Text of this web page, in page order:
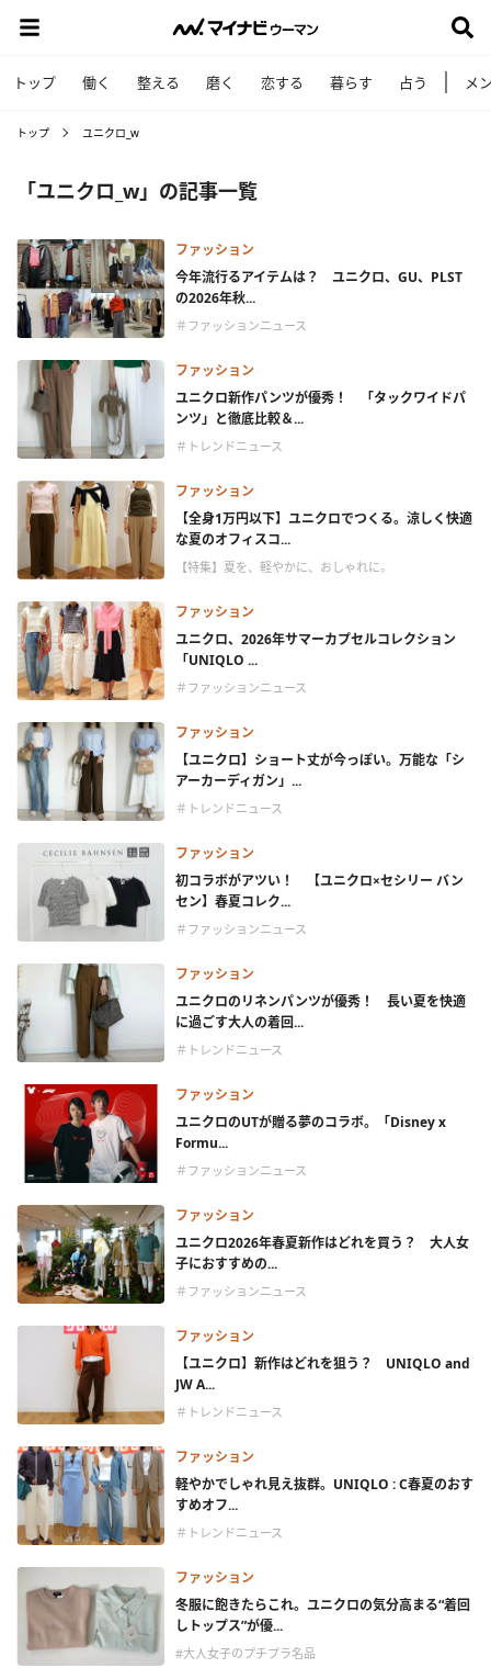
トップ 働く 整える 磨く 恋する 暮らす 占う メ
トップ ユニクロ_w
「ユニクロ_w」の記事一覧
ファッション
今年流行るアイテムは？ ユニクロ、GU、PLST
の2026年秋...
＃ファッションニュース
ファッション
ユニクロ新作パンツが優秀！ 「タックワイドパ
ンツ」と徹底比較＆...
＃トレンドニュース
ファッション
【全身1万円以下】ユニクロでつくる。涼しく快適
な夏のオフィスコ...
【特集】夏を、軽やかに、おしゃれに。
ファッション
ユニクロ、2026年サマーカプセルコレクション
「UNIQLO ...
＃ファッションニュース
ファッション
【ユニクロ】ショート丈が今っぽい。万能な「シ
アーカーディガン」...
＃トレンドニュース
ファッション
初コラボがアツい！ 【ユニクロ×セシリー バン
セン】春夏コレク...
＃ファッションニュース
ファッション
ユニクロのリネンパンツが優秀！ 長い夏を快適
に過ごす大人の着回...
＃トレンドニュース
ファッション
ユニクロのUTが贈る夢のコラボ。「Disney x
Formu...
＃ファッションニュース
ファッション
ユニクロ2026年春夏新作はどれを買う？ 大人女
子におすすめの...
＃ファッションニュース
ファッション
【ユニクロ】新作はどれを狙う？ UNIQLO and
JW A...
＃トレンドニュース
ファッション
軽やかでしゃれ見え抜群。UNIQLO : C春夏のおす
すめオフ...
＃トレンドニュース
ファッション
冬服に飽きたらこれ。ユニクロの気分高まる“着回
しトップス”が優...
#大人女子のプチプラ名品